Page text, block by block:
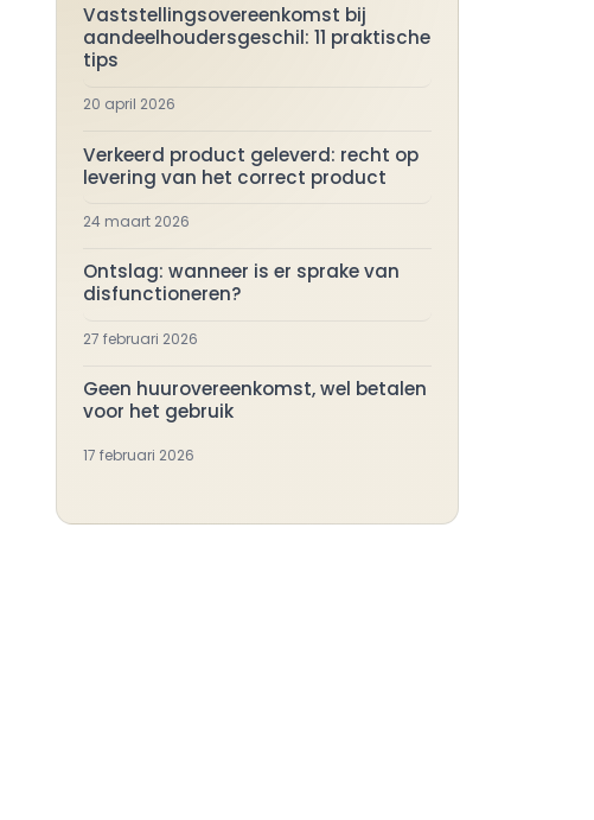
Vaststellingsovereenkomst bij
aandeelhoudersgeschil: 11 praktische
tips
20 april 2026
Verkeerd product geleverd: recht op
levering van het correct product
24 maart 2026
Ontslag: wanneer is er sprake van
disfunctioneren?
27 februari 2026
Geen huurovereenkomst, wel betalen
voor het gebruik
17 februari 2026